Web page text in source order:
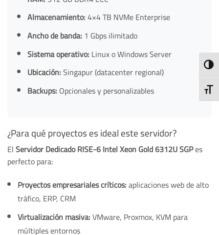
Almacenamiento:4×4 TB NVMe Enterprise
Ancho de banda: 1 Gbps ilimitado
Sistema operativo: Linux o Windows Server
Ubicación:Singapur (datacenter regional)
Backups: Opcionales y personalizables
¿Para qué proyectos es ideal este servidor?
ElServidor Dedicado RISE-6 Intel Xeon Gold 6312U SGPes
perfecto para:
Proyectos empresariales críticos:aplicaciones web de alto
tráfico, ERP, CRM
Virtualización masiva:VMware, Proxmox, KVM para
múltiples entornos